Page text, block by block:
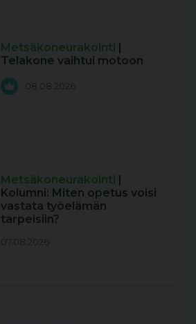
Metsäkoneurakointi |
Telakone vaihtui motoon
08.08.2026
Metsäkoneurakointi |
Kolumni: Miten opetus voisi
vastata työelämän
tarpeisiin?
07.08.2026